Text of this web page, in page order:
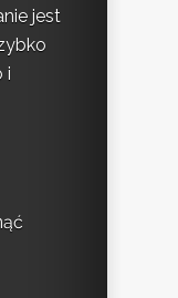
jest
i